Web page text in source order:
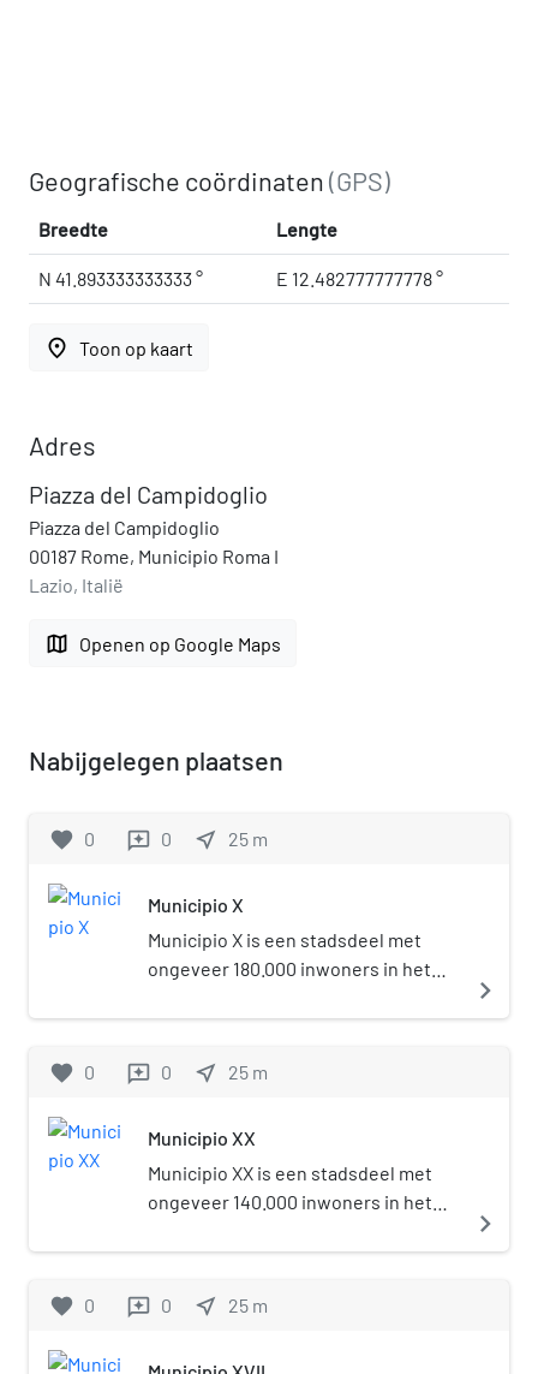
Geografische coördinaten(GPS)
Breedte Lengte
N 41.893333333333 ° E 12.482777777778 °
place Toon op kaart
Adres
Piazza del Campidoglio
Piazza del Campidoglio
00187 Rome, Municipio Roma I
Lazio, Italië
map Openen op Google Maps
Nabijgelegen plaatsen
favorite 0 reviews 0 near_me 25 m
Municipio X
Municipio X is een stadsdeel met
ongeveer 180.000 inwoners in het
navigate_next
favorite 0 reviews 0 near_me 25 m
Municipio XX
Municipio XX is een stadsdeel met
ongeveer 140.000 inwoners in het
navigate_next
favorite 0 reviews 0 near_me 25 m